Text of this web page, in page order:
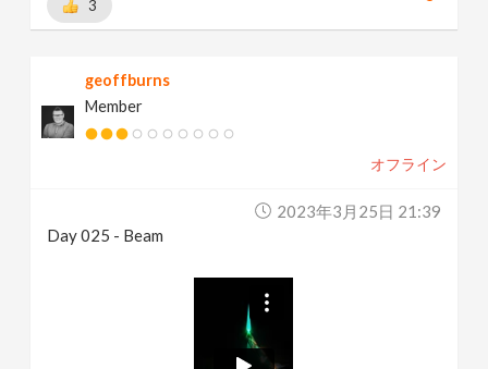
3
geoffburns
Member
オフライン
2023年3月25日 21:39
Day 025 - Beam